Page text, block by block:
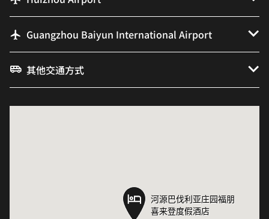
Guangzhou Baiyun International Airport
其他交通方式
河源巴伐利亚庄园福朋
喜来登度假酒店
河源巴伐利亚庄园福朋
喜来登度假酒店